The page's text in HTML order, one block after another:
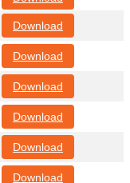
Download
Download
Download
Download
Download
Download